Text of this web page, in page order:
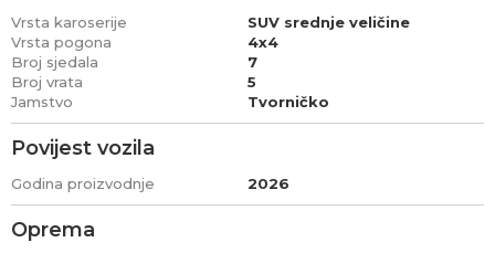
Vrsta karoserije
SUV srednje veličine
Vrsta pogona
4x4
Broj sjedala
7
Broj vrata
5
Jamstvo
Tvorničko
Povijest vozila
Godina proizvodnje 2026
Oprema